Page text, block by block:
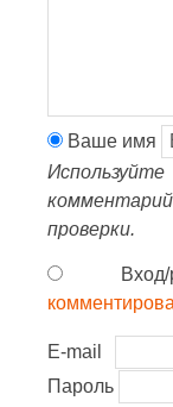
Ваше имя
проверки.
Вход/
E-mail
Пароль